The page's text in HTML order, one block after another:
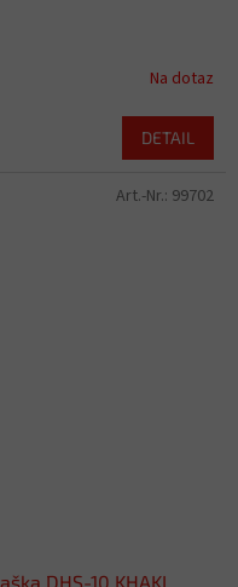
Na dotaz
DETAIL
DHS-10 KHAKI
Art.-Nr.: 99702